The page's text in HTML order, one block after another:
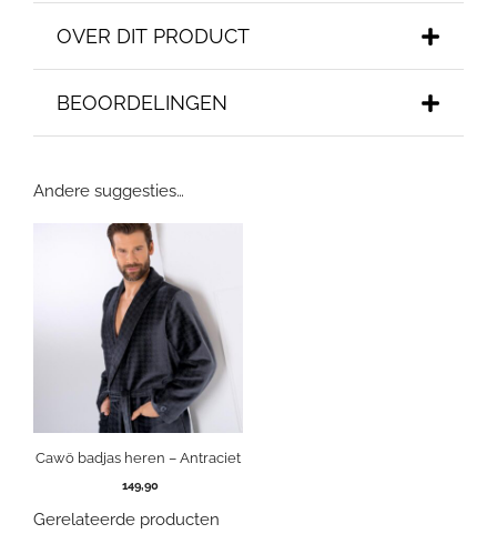
OVER DIT PRODUCT
BEOORDELINGEN
Andere suggesties…
Cawö badjas heren – Antraciet
149,90
Gerelateerde producten